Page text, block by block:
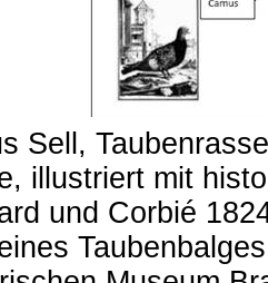
Sell,
illustriert mit
und Corbié